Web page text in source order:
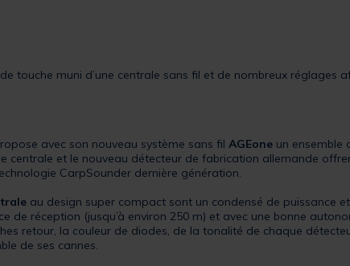
touche muni d’une centrale sans fil et de nombreux réglages
avec son nouveau système sans fil AGEone un ensemble
centrale et le nouveau détecteur de fabrication allemande
CarpSounder dernière génération.
au design super compact sont un condensé de puissance
de réception (jusqu’à environ 250 m) et avec une bonne
retour, la couleur de diodes, de la tonalité de chaque
de ses cannes.